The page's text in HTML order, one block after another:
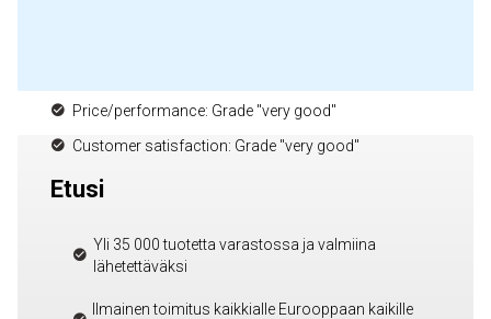
Price/performance: Grade "very good"
Customer satisfaction: Grade "very good"
Etusi
Yli 35 000 tuotetta varastossa ja valmiina
lähetettäväksi
Ilmainen toimitus kaikkialle Eurooppaan kaikille